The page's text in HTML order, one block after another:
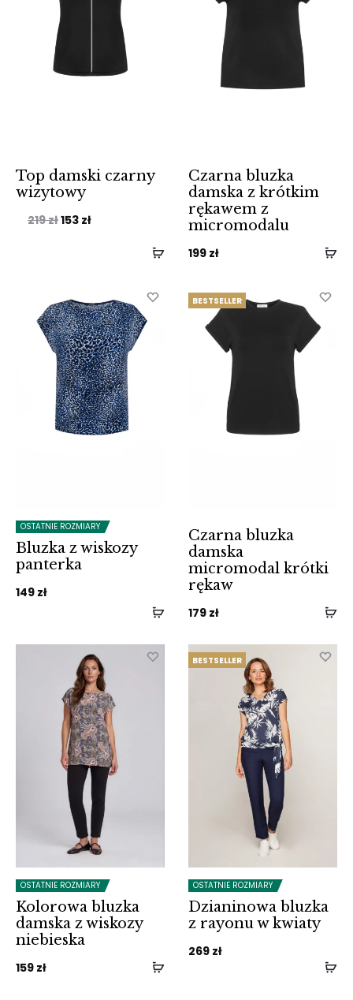
Top damski czarny
wizytowy
219złPierwotna
153 złAktualna
Czarna bluzka
damska z krótkim
rękawem z
micromodalu
199 zł
OSTATNIE ROZMIARY
Bluzka z wiskozy
panterka
149 zł
BESTSELLER
Czarna bluzka
damska
micromodal krótki
rękaw
179 zł
OSTATNIE ROZMIARY
Kolorowa bluzka
damska z wiskozy
niebieska
159 zł
BESTSELLER
OSTATNIE ROZMIARY
Dzianinowa bluzka
z rayonu w kwiaty
269 zł